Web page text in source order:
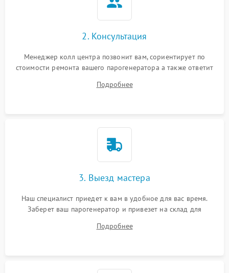
2. Консультация
Менеджер колл центра позвонит вам, сориентирует по
стоимости ремонта вашего парогенератора а также ответит
Подробнее
3. Выезд мастера
Наш специалист приедет к вам в удобное для вас время.
Заберет ваш парогенератор и привезет на склад для
Подробнее